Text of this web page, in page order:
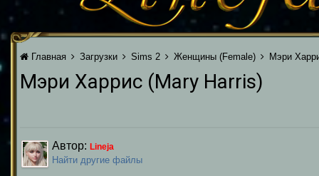
Главная Загрузки Sims 2 Женщины (Female) Мэри
Мэри Харрис (Mary Harris)
Автор: Lineja
Найти другие файлы